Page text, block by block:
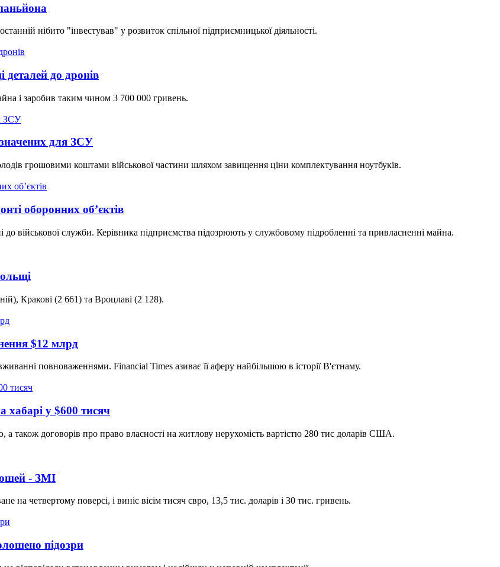
нібито "інвестував" у розвиток спільної підприємницької діяльності.
деталей до дронів
і заробив таким чином 3 700 000 гривень.
для ЗСУ
грошовими коштами військової частини шляхом завищення ціни комплектування ноутбуків.
оборонних об’єктів
військової служби. Керівника підприємства підозрюють у службовому підробленні та привласненні майна.
Кракові (2 661) та Вроцлаві (2 128).
$12 млрд
повноваженнями. Financial Times азиває її аферу найбільшою в історії В'єтнаму.
у $600 тисяч
також договорів про право власності на житлову нерухомість вартістю 280 тис доларів США.
- ЗМІ
четвертому поверсі, і виніс вісім тисяч євро, 13,5 тис. доларів і 30 тис. гривень.
підозри